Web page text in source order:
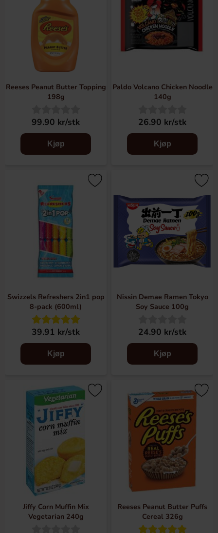
Reeses Peanut Butter Topping
198g
99.90 kr/stk
Kjøp
Paldo Volcano Chicken Noodle
140g
26.90 kr/stk
Kjøp
Swizzels Refreshers 2in1 pop
8-pack (600ml)
39.91 kr/stk
Kjøp
Nissin Demae Ramen Tokyo
Soy Sauce 100g
24.90 kr/stk
Kjøp
Jiffy Corn Muffin Mix
Vegetarian 240g
Reeses Peanut Butter Puffs
Cereal 326g